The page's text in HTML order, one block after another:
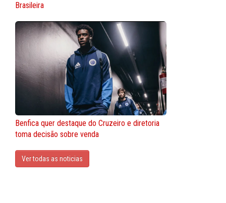
Brasileira
Benfica quer destaque do Cruzeiro e diretoria
toma decisão sobre venda
Ver todas as noticias